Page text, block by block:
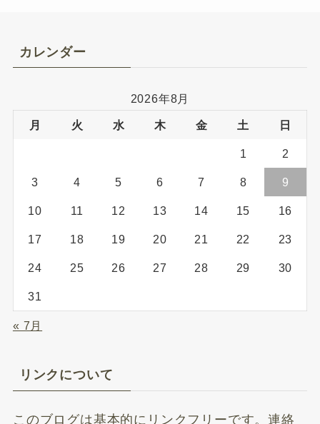
カレンダー
2026年8月
月 火 水 木 金 土 日
1 2
3 4 5 6 7 8 9
10 11 12 13 14 15 16
17 18 19 20 21 22 23
24 25 26 27 28 29 30
31
« 7月
リンクについて
このブログは基本的にリンクフリーです。連絡